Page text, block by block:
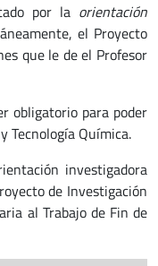
por la orientación
el Proyecto
que le de el Profesor
obligatorio para poder
Tecnología Química.
investigadora
de Investigación
al Trabajo de Fin de